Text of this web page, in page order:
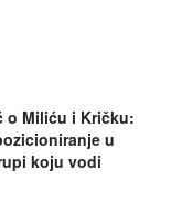
o Miliću i Kričku:
u
koju vodi